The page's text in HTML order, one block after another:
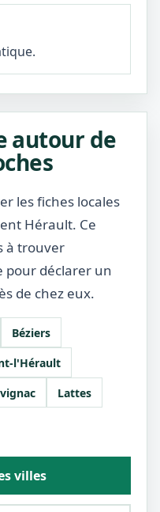
autour de
les fiches locales
Hérault. Ce
à trouver
pour déclarer un
de chez eux.
Béziers
l'Hérault
Lattes
villes